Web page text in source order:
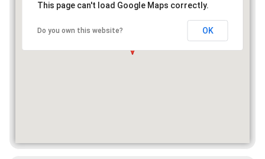
This page can't load Google Maps correctly.
Do you own this website? OK